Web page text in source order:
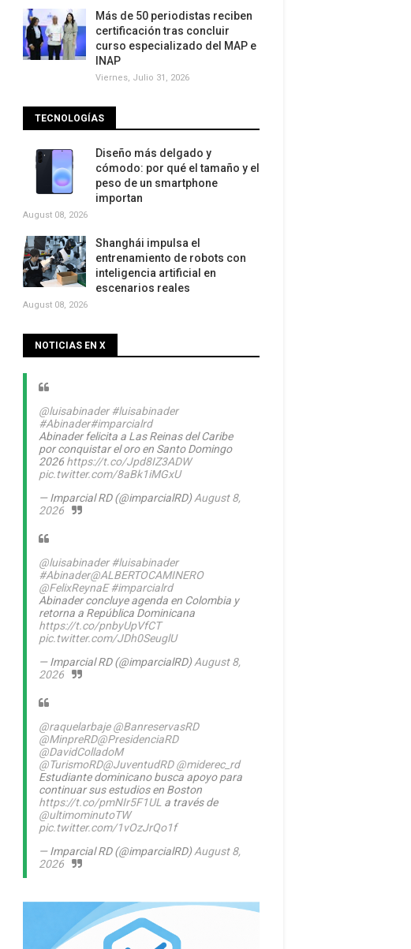
Más de 50 periodistas reciben
certificación tras concluir
curso especializado del MAP e
INAP
Viernes, Julio 31, 2026
TECNOLOGÍAS
Diseño más delgado y
cómodo: por qué el tamaño y el
peso de un smartphone
importan
August 08, 2026
Shanghái impulsa el
entrenamiento de robots con
inteligencia artificial en
escenarios reales
August 08, 2026
NOTICIAS EN X
@luisabinader #luisabinader
#Abinader#imparcialrd
Abinader felicita a Las Reinas del Caribe
por conquistar el oro en Santo Domingo
2026 https://t.co/Jpd8IZ3ADW
pic.twitter.com/8aBk1iMGxU
— Imparcial RD (@imparcialRD)August 8,
2026
@luisabinader #luisabinader
#Abinader@ALBERTOCAMINERO
@FelixReynaE #imparcialrd
Abinader concluye agenda en Colombia y
retorna a República Dominicana
https://t.co/pnbyUpVfCT
pic.twitter.com/JDh0SeuglU
— Imparcial RD (@imparcialRD)August 8,
2026
@raquelarbaje @BanreservasRD
@MinpreRD@PresidenciaRD
@DavidColladoM
@TurismoRD@JuventudRD @miderec_rd
Estudiante dominicano busca apoyo para
continuar sus estudios en Boston
https://t.co/pmNIr5F1UL a través de
@ultimominutoTW
pic.twitter.com/1vOzJrQo1f
— Imparcial RD (@imparcialRD)August 8,
2026